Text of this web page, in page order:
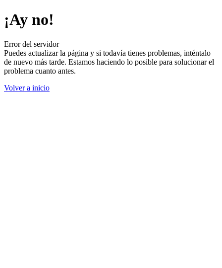
¡Ay no!
Error del servidor
Puedes actualizar la página y si todavía tienes problemas, inténtalo
de nuevo más tarde. Estamos haciendo lo posible para solucionar el
problema cuanto antes.
Volver a inicio